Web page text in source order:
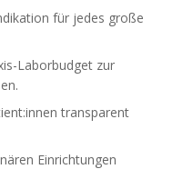
für jedes große
Laborbudget zur
transparent
Einrichtungen